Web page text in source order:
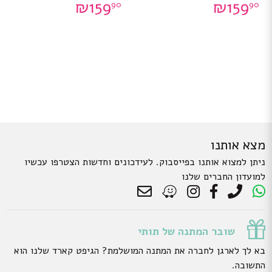
ניתן
לבחור
₪15990
ניתן
לבחור
₪15990
מצא אותנו
ניתן למצוא אותנו בפייסבוק. לעידכונים וחדשות הצטרפו עכשיו
למועדון החברים שלנו
שובר המתנה של תותי
בא לך לארגן לחברה את המתנה המושלמת? הגיפט קארד שלנו הוא
התשובה.